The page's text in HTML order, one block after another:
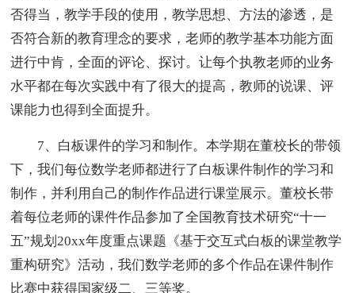
否得当，教学手段的使用，教学思想、方法的渗透，是
否符合新的教育理念的要求，老师的教学基本功能方面
进行中肯，全面的评论、探讨。让每个执教老师的业务
水平都在每次实践中有了很大的提高，教师的说课、评
课能力也得到全面提升。
7、白板课件的学习和制作。本学期在董校长的带领
下，我们每位数学老师都进行了白板课件制作的学习和
制作，并利用自己的制作作品进行课堂展示。董校长带
着每位老师的课件作品参加了全国教育技术研究“十一
五”规划20xx年度重点课题《基于交互式白板的课堂教学
重构研究》活动，我们数学老师的多个作品在课件制作
比赛中获得国家级二、三等奖。